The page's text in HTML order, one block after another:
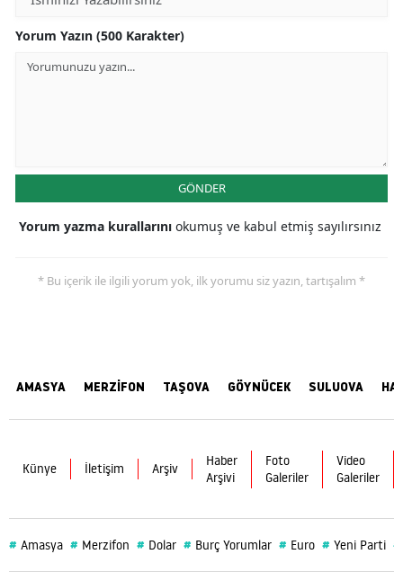
Yorum Yazın (500 Karakter)
GÖNDER
Yorum yazma kurallarını okumuş ve kabul etmiş sayılırsınız
* Bu içerik ile ilgili yorum yok, ilk yorumu siz yazın, tartışalım *
AMASYA MERZİFON TAŞOVA GÖYNÜCEK SULUOVA
Künye İletişim Arşiv
Haber
Arşivi
Foto
Galeriler
Video
Galeriler
# Amasya # Merzifon # Dolar # Burç Yorumlar # Euro # Yeni Parti #